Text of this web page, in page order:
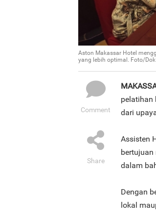
Aston Makassar Hotel
yang lebih optimal. Foto/
Comment
Share
pelatihan
dari
Assisten
dalam
Dengan
lokal